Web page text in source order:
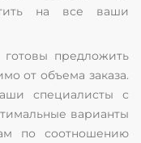
на все ваши
предложить
от объема заказа.
специалисты с
варианты
по соотношению